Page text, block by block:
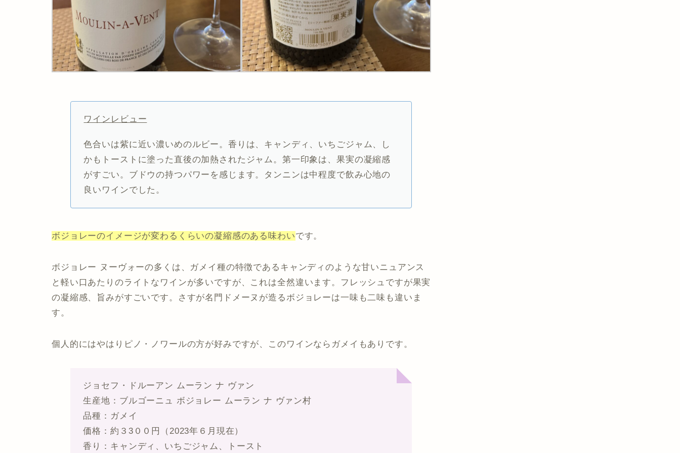
ワインレビュー
色合いは紫に近い濃いめのルビー。香りは、キャンディ、いちごジャム、し
かもトーストに塗った直後の加熱されたジャム。第一印象は、果実の凝縮感
がすごい。ブドウの持つパワーを感じます。タンニンは中程度で飲み心地の
良いワインでした。
ボジョレーのイメージが変わるくらいの凝縮感のある味わいです。
ボジョレー ヌーヴォーの多くは、ガメイ種の特徴であるキャンディのような甘いニュアンス
と軽い口あたりのライトなワインが多いですが、これは全然違います。フレッシュですが果実
の凝縮感、旨みがすごいです。さすが名門ドメーヌが造るボジョレーは一味も二味も違いま
す。
個人的にはやはりピノ・ノワールの方が好みですが、このワインならガメイもありです。
ジョセフ・ドルーアン ムーラン ナ ヴァン
生産地：ブルゴーニュ ボジョレー ムーラン ナ ヴァン村
品種：ガメイ
価格：約３3００円（2023年６月現在）
香り：キャンディ、いちごジャム、トースト